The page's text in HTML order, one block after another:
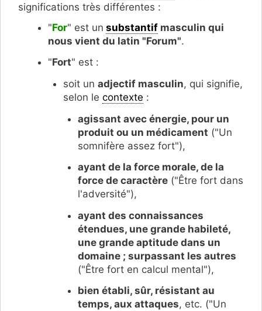
significations très différentes :
"For" est un substantif masculin qui
nous vient du latin "Forum".
"Fort" est :
soit un adjectif masculin, qui signifie,
selon le contexte :
agissant avec énergie, pour un
produit ou un médicament ("Un
somnifère assez fort"),
ayant de la force morale, de la
force de caractère ("Être fort dans
l'adversité"),
ayant des connaissances
étendues, une grande habileté,
une grande aptitude dans un
domaine ; surpassant les autres
("Être fort en calcul mental"),
bien établi, sûr, résistant au
temps, aux attaques, etc. ("Un